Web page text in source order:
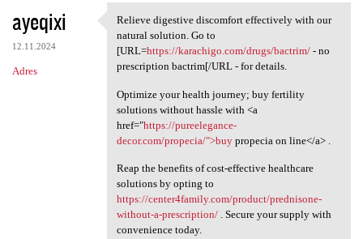
ayeqixi
12.11.2024
Adres
Relieve digestive discomfort
Relieve digestive discomfort effectively with our
natural solution. Go to
[URL=https://karachigo.com/drugs/bactrim/- no
prescription bactrim[/URL - for details.
Optimize your health journey; buy fertility
solutions without hassle with <a
href="https://pureelegance-
decor.com/propecia/">buypropecia on line</a> .
Reap the benefits of cost-effective healthcare
solutions by opting to
https://center4family.com/product/prednisone-
without-a-prescription/. Secure your supply with
convenience today.